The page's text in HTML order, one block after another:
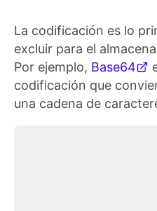
La codificación es lo
excluir para el
Por ejemplo, Base64
codificación que
una cadena de